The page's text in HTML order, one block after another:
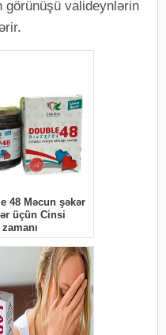
görünüşü valideynlərin